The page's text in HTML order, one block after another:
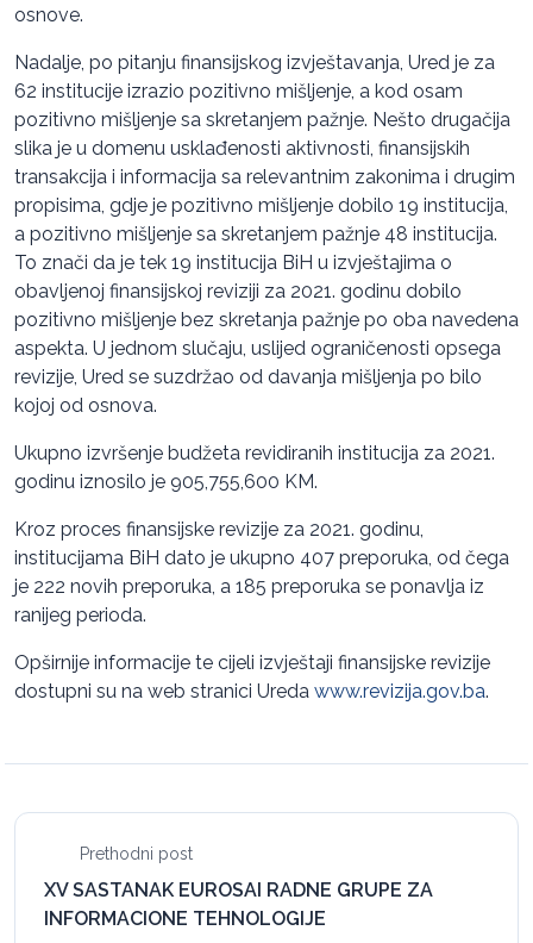
osnove.
Nadalje, po pitanju finansijskog izvještavanja, Ured je za
62 institucije izrazio pozitivno mišljenje, a kod osam
pozitivno mišljenje sa skretanjem pažnje. Nešto drugačija
slika je u domenu usklađenosti aktivnosti, finansijskih
transakcija i informacija sa relevantnim zakonima i drugim
propisima, gdje je pozitivno mišljenje dobilo 19 institucija,
a pozitivno mišljenje sa skretanjem pažnje 48 institucija.
To znači da je tek 19 institucija BiH u izvještajima o
obavljenoj finansijskoj reviziji za 2021. godinu dobilo
pozitivno mišljenje bez skretanja pažnje po oba navedena
aspekta. U jednom slučaju, uslijed ograničenosti opsega
revizije, Ured se suzdržao od davanja mišljenja po bilo
kojoj od osnova.
Ukupno izvršenje budžeta revidiranih institucija za 2021.
godinu iznosilo je 905,755,600 KM.
Kroz proces finansijske revizije za 2021. godinu,
institucijama BiH dato je ukupno 407 preporuka, od čega
je 222 novih preporuka, a 185 preporuka se ponavlja iz
ranijeg perioda.
Opširnije informacije te cijeli izvještaji finansijske revizije
dostupni su na web stranici Ureda www.revizija.gov.ba.
Prethodni post
XV SASTANAK EUROSAI RADNE GRUPE ZA
INFORMACIONE TEHNOLOGIJE